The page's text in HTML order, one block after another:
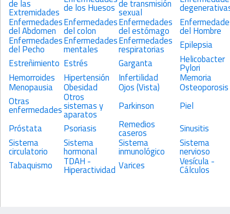
de las
Extremidades de los Huesos de transmisión
sexual
Enfermedades
del Abdomen
Enfermedades
del colon
Enfermedades
del estómago del Hombre
Enfermedades
del Pecho
Enfermedades
mentales
Enfermedades
respiratorias
Epilepsia
Estreñimiento Estrés Garganta Helicobacter
Pylori
Hemorroides Hipertensión Infertilidad Memoria
Menopausia Obesidad Ojos (Vista)
Osteoporosis
Otras
enfermedades
Otros
sistemas y
aparatos
Parkinson
Piel
Próstata
Psoriasis Remedios
caseros
Sinusitis
Sistema
circulatorio
Sistema
hormonal
Sistema
inmunológico
Sistema
nervioso
Tabaquismo
TDAH -
Hiperactividad Varices Vesícula -
Cálculos